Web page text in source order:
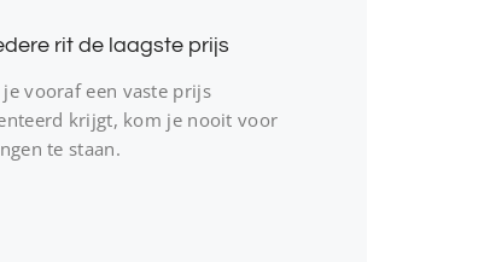
rit de laagste prijs
vooraf een vaste prijs
krijgt, kom je nooit voor
te staan.